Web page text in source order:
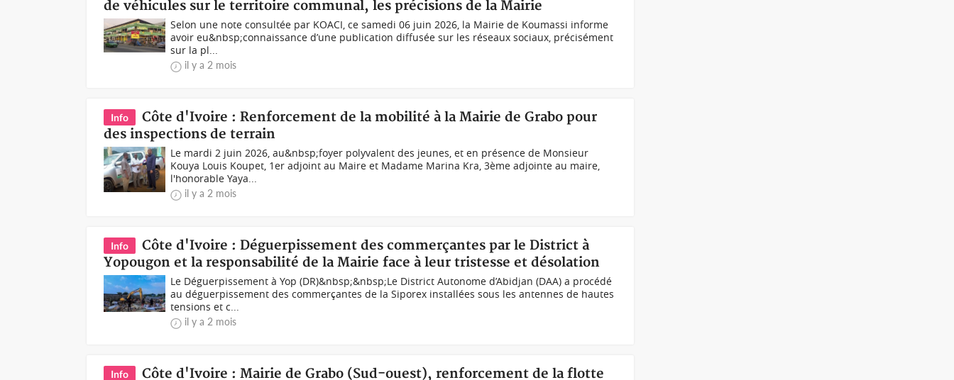
de véhicules sur le territoire communal, les précisions de la Mairie
Selon une note consultée par KOACI, ce samedi 06 juin 2026, la Mairie de Koumassi informe
avoir eu&nbsp;connaissance d’une publication diffusée sur les réseaux sociaux, précisément
sur la pl...
il y a 2 mois
Info
Côte d'Ivoire : Renforcement de la mobilité à la Mairie de Grabo pour
des inspections de terrain
Le mardi 2 juin 2026, au&nbsp;foyer polyvalent des jeunes, et en présence de Monsieur
Kouya Louis Koupet, 1er adjoint au Maire et Madame Marina Kra, 3ème adjointe au maire,
l'honorable Yaya...
il y a 2 mois
Info
Côte d'Ivoire : Déguerpissement des commerçantes par le District à
Yopougon et la responsabilité de la Mairie face à leur tristesse et désolation
Le Déguerpissement à Yop (DR)&nbsp;&nbsp;Le District Autonome d’Abidjan (DAA) a procédé
au déguerpissement des commerçantes de la Siporex installées sous les antennes de hautes
tensions et c...
il y a 2 mois
Info Côte d'Ivoire : Mairie de Grabo (Sud-ouest), renforcement de la flotte